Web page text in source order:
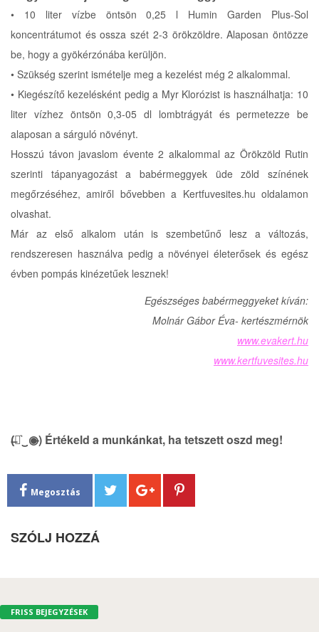
• 10 liter vízbe öntsön 0,25 l Humin Garden Plus-Sol
koncentrátumot és ossza szét 2-3 örökzöldre. Alaposan öntözze
be, hogy a gyökérzónába kerüljön.
• Szükség szerint ismételje meg a kezelést még 2 alkalommal.
• Kiegészítő kezelésként pedig a Myr Klorózist is használhatja: 10
liter vízhez öntsön 0,3-05 dl lombtrágyát és permetezze be
alaposan a sárguló növényt.
Hosszú távon javaslom évente 2 alkalommal az Örökzöld Rutin
szerinti tápanyagozást a babérmeggyek üde zöld színének
megőrzéséhez, amiről bővebben a Kertfuvesites.hu oldalamon
olvashat.
Már az első alkalom után is szembetűnő lesz a változás,
rendszeresen használva pedig a növényei életerősek és egész
évben pompás kinézetűek lesznek!
Egészséges babérmeggyeket kíván:
Molnár Gábor Éva- kertészmérnök
www.evakert.hu
www.kertfuvesites.hu
(̶◉͛‿◉̶) Értékeld a munkánkat, ha tetszett oszd meg!
Megosztás
SZÓLJ HOZZÁ
FRISS BEJEGYZÉSEK